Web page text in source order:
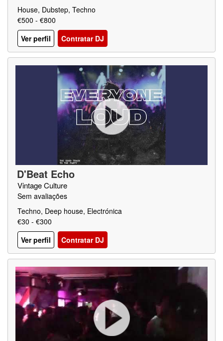
House, Dubstep, Techno
€500 - €800
Ver perfil
Contratar DJ
D'Beat Echo
Vintage Culture
Sem avaliações
Techno, Deep house, Electrónica
€30 - €300
Ver perfil
Contratar DJ